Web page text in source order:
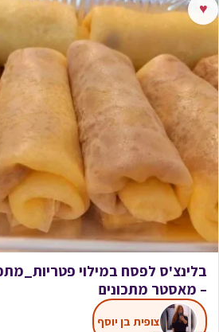
♥
בלינצ'ס לפסח במילוי
– מאסטר מתכונים
צופית בן יוסף